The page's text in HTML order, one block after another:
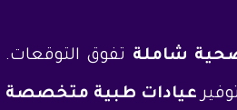
شاملة تفوق
عيادات طبية متخصصة